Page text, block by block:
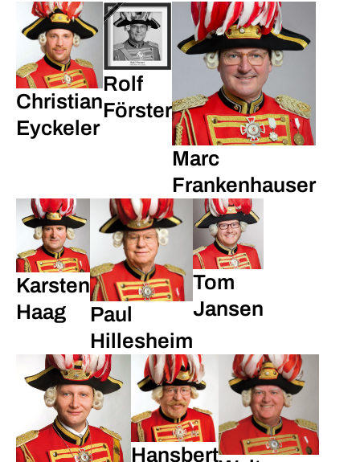
Christian
Eyckeler
Rolf
Förster
Marc
Frankenhauser
Karsten
Haag
Paul
Hillesheim
Tom
Jansen
Hansbert